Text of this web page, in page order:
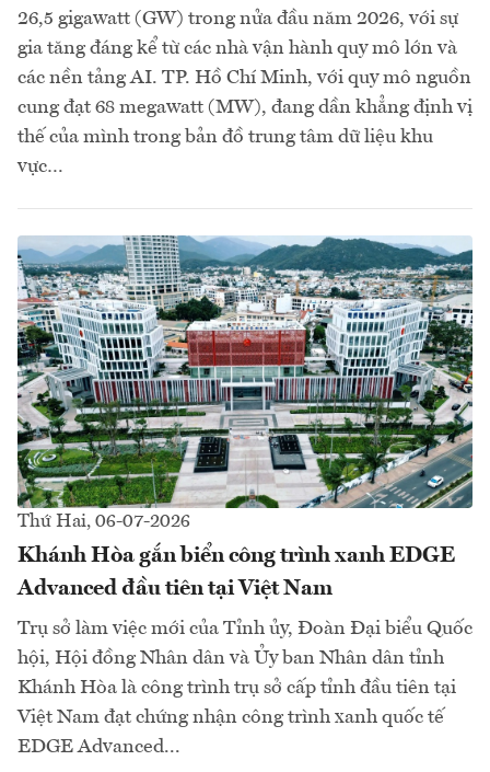
26,5 gigawatt (GW) trong nửa đầu năm 2026, với sự
gia tăng đáng kể từ các nhà vận hành quy mô lớn và
các nền tảng AI. TP. Hồ Chí Minh, với quy mô nguồn
cung đạt 68 megawatt (MW), đang dần khẳng định vị
thế của mình trong bản đồ trung tâm dữ liệu khu
vực…
Thứ Hai, 06-07-2026
Khánh Hòa gắn biển công trình xanh EDGE
Advanced đầu tiên tại Việt Nam
Trụ sở làm việc mới của Tỉnh ủy, Đoàn Đại biểu Quốc
hội, Hội đồng Nhân dân và Ủy ban Nhân dân tỉnh
Khánh Hòa là công trình trụ sở cấp tỉnh đầu tiên tại
Việt Nam đạt chứng nhận công trình xanh quốc tế
EDGE Advanced...